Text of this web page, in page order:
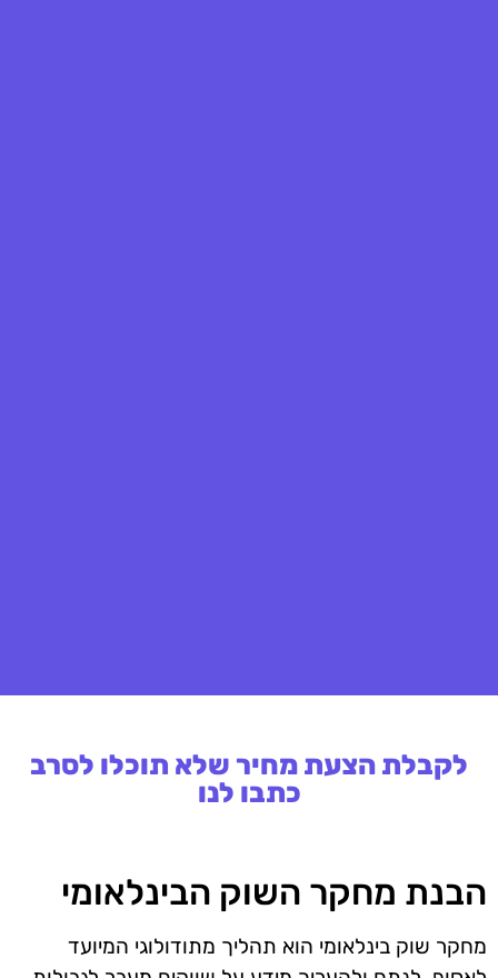
לקבלת הצעת מחיר שלא תוכלו לסרב
כתבו לנו
הבנת מחקר השוק הבינלאומי
מחקר שוק בינלאומי הוא תהליך מתודולוגי המיועד